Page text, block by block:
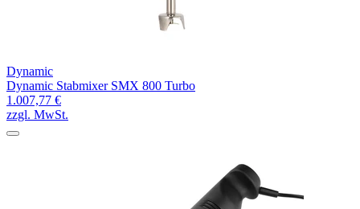
Dynamic
Dynamic Stabmixer SMX 800 Turbo
1.007,77 €
zzgl. MwSt.